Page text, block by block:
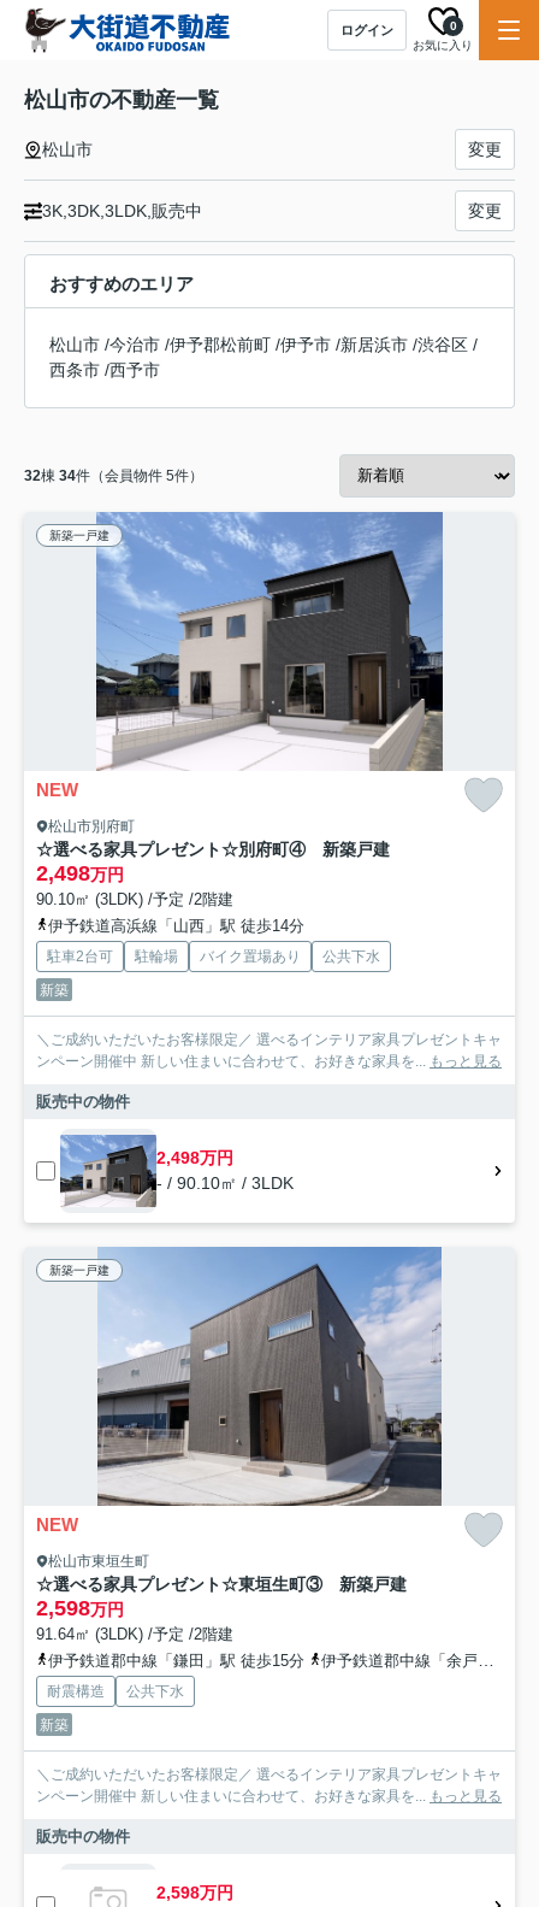
ログイン
お気に入り
0
松山市の不動産一覧
松山市 変更
3K,3DK,3LDK,販売中 変更
おすすめのエリア
松山市 /今治市 /伊予郡松前町 /伊予市 /新居浜市 /渋谷区 /
西条市 /西予市
32棟 34件（会員物件 5件）
新築一戸建
NEW
松山市別府町
☆選べる家具プレゼント☆別府町④ 新築戸建
2,498万円
90.10㎡ (3LDK) /予定 /2階建
伊予鉄道高浜線「山西」駅 徒歩14分
駐車2台可 駐輪場 バイク置場あり
公共下水
新築
＼ご成約いただいたお客様限定／ 選べるインテリア家具プレゼントキャ
ンペーン開催中 新しい住まいに合わせて、お好きな家具を... もっと見る
販売中の物件
2,498万円
- / 90.10㎡ / 3LDK
新築一戸建
NEW
松山市東垣生町
☆選べる家具プレゼント☆東垣生町③ 新築戸建
2,598万円
91.64㎡ (3LDK) /予定 /2階建
伊予鉄道郡中線「鎌田」駅 徒歩15分
伊予鉄道郡中線「余戸」駅 徒歩22分
耐震構造
公共下水
新築
＼ご成約いただいたお客様限定／ 選べるインテリア家具プレゼントキャ
ンペーン開催中 新しい住まいに合わせて、お好きな家具を... もっと見る
販売中の物件
2,598万円